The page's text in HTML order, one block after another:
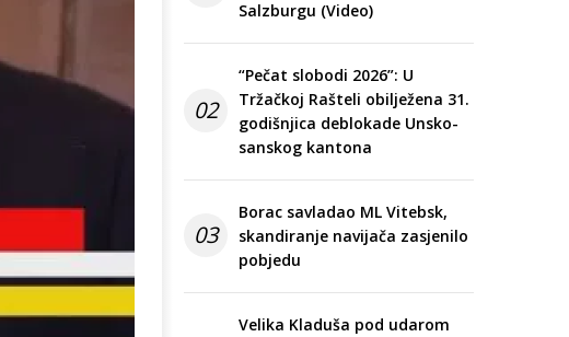
Salzburgu (Video)
02
“Pečat slobodi 2026”: U
Tržačkoj Rašteli obilježena 31.
godišnjica deblokade Unsko-
sanskog kantona
03
Borac savladao ML Vitebsk,
skandiranje navijača zasjenilo
pobjedu
Velika Kladuša pod udarom